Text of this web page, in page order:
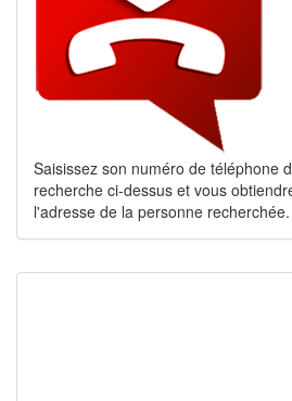
Saisissez son numéro de téléphone
recherche ci-dessus et vous
l'adresse de la personne recherchée.